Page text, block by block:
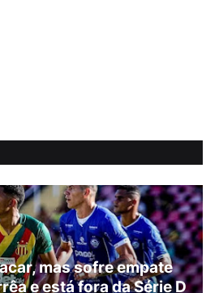
mas sofre empate
e está fora da Série D